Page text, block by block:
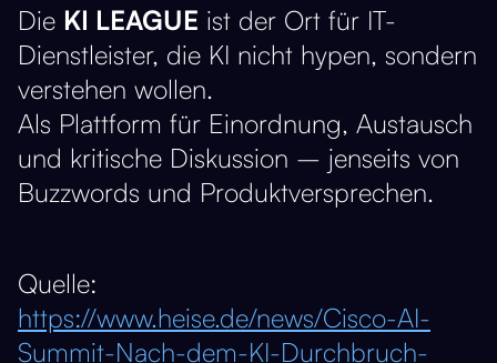
Die KI LEAGUE ist der Ort für IT-
Dienstleister, die KI nicht hypen, sondern
verstehen wollen.
Als Plattform für Einordnung, Austausch
und kritische Diskussion – jenseits von
Buzzwords und Produktversprechen.
Quelle:
https://www.heise.de/news/Cisco-AI-
Summit-Nach-dem-KI-Durchbruch-